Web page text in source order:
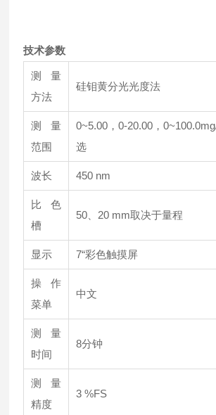
技术参数
测量
方法
硅钼黄分光光度法
测量
范围
0~5.00，0-20.00，
选
波长 450 nm
比色
槽
50、20 mm取决于量程
显示 7“彩色触摸屏
操作
菜单
中文
测量
时间
8分钟
测量
精度
3 %FS